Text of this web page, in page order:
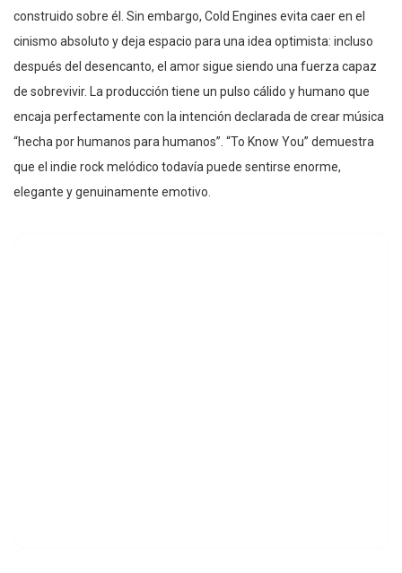
construido sobre él. Sin embargo, Cold Engines evita caer en el
cinismo absoluto y deja espacio para una idea optimista: incluso
después del desencanto, el amor sigue siendo una fuerza capaz
de sobrevivir. La producción tiene un pulso cálido y humano que
encaja perfectamente con la intención declarada de crear música
“hecha por humanos para humanos”. “To Know You” demuestra
que el indie rock melódico todavía puede sentirse enorme,
elegante y genuinamente emotivo.